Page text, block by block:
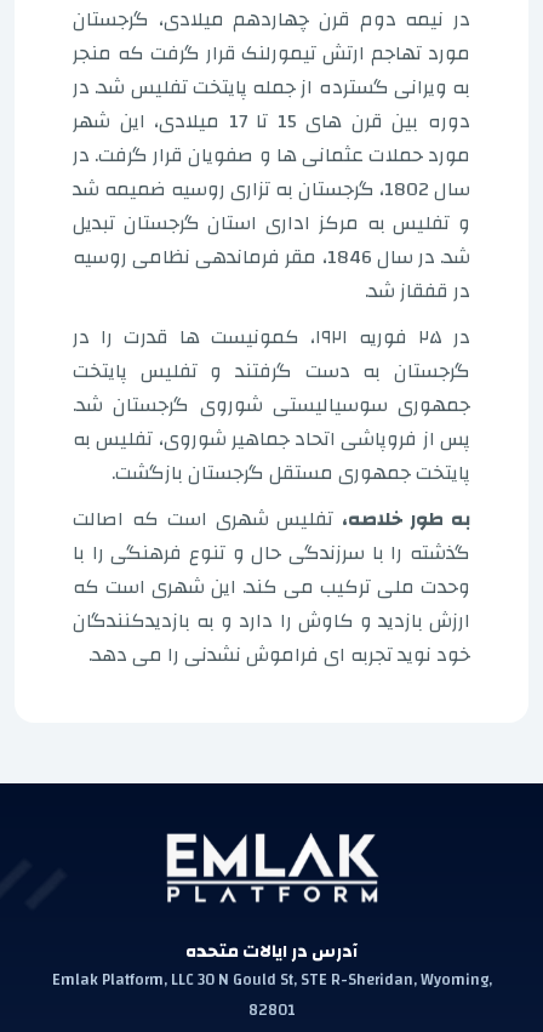
در نیمه دوم قرن چهاردهم میلادی، گرجستان
مورد تهاجم ارتش تیمورلنک قرار گرفت که منجر
به ویرانی گسترده از جمله پایتخت تفلیس شد. در
دوره بین قرن های 15 تا 17 میلادی، این شهر
مورد حملات عثمانی ها و صفویان قرار گرفت. در
سال 1802، گرجستان به تزاری روسیه ضمیمه شد
و تفلیس به مرکز اداری استان گرجستان تبدیل
شد. در سال 1846، مقر فرماندهی نظامی روسیه
در قفقاز شد.
در ۲۵ فوریه ۱۹۲۱، کمونیست ها قدرت را در
گرجستان به دست گرفتند و تفلیس پایتخت
جمهوری سوسیالیستی شوروی گرجستان شد.
پس از فروپاشی اتحاد جماهیر شوروی، تفلیس به
پایتخت جمهوری مستقل گرجستان بازگشت.
به طور خلاصه، تفلیس شهری است که اصالت
گذشته را با سرزندگی حال و تنوع فرهنگی را با
وحدت ملی ترکیب می کند. این شهری است که
ارزش بازدید و کاوش را دارد و به بازدیدکنندگان
خود نوید تجربه ای فراموش نشدنی را می دهد.
آدرس در ایالات متحده
Emlak Platform, LLC 30 N Gould St, STE R-Sheridan, Wyoming,
82801